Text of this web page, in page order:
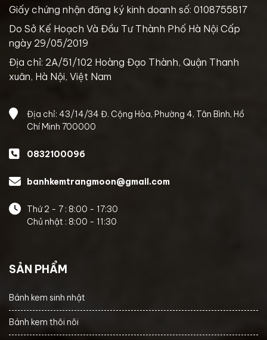
Giấy chứng nhận đăng ký kinh doanh số: 0108755817
Do Sở Kế Hoạch Và Đầu Tư Thành Phố Hà Nội Cấp
ngày 29/05/2019
Địa chỉ: 2A/51/102 Hoàng Đạo Thành, Quận Thanh
xuân, Hà Nội, Việt Nam
Địa chỉ: 43/14/34 Đ. Cộng Hòa, Phường 4, Tân Bình, Hồ
Chí Minh 700000
0832100096
banhkemtrangmoon@gmail.com
Thứ 2 - 7 : 8:00 - 17:30
Chủ nhật : 8:00 - 11:30
SẢN PHẨM
Bánh kem sinh nhật
Bánh kem thôi nôi